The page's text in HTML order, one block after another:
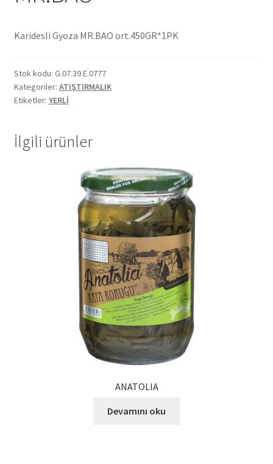
Hint Mutfağı
İnsan Kaynakları
Kalite Politikamız
La Deliziosa Katalog
Karidesli Gyoza MR.BAO ort.450GR*1PK
Stok kodu: G.07.39.E.0777
Kategoriler: ATIŞTIRMALIK
Etiketler: YERLİ
İlgili ürünler
ANATOLIA
Devamını oku